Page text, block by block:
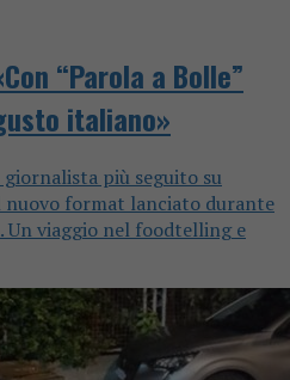
“Parola a Bolle”
italiano»
più seguito su
nuovo format lanciato durante
Un viaggio nel foodtelling e